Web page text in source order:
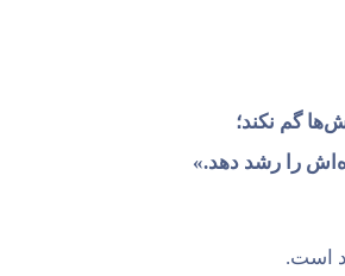
گم نکند؛
را رشد دهد.»
است.